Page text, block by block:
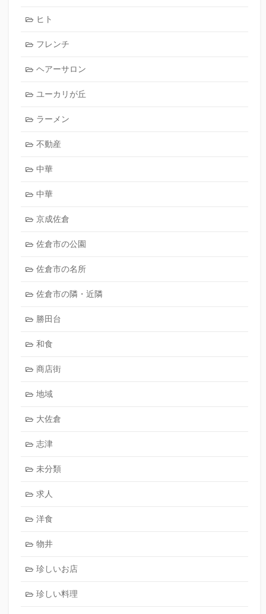
ヒト
フレンチ
ヘアーサロン
ユーカリが丘
ラーメン
不動産
中華
中華
京成佐倉
佐倉市の公園
佐倉市の名所
佐倉市の隣・近隣
勝田台
和食
商店街
地域
大佐倉
志津
未分類
求人
洋食
物井
珍しいお店
珍しい料理